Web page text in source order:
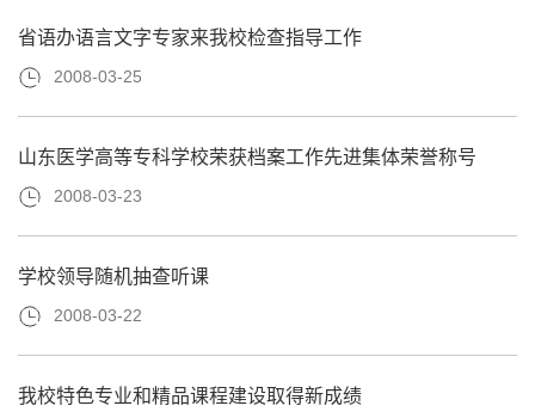
省语办语言文字专家来我校检查指导工作
2008-03-25
山东医学高等专科学校荣获档案工作先进集体荣誉称号
2008-03-23
学校领导随机抽查听课
2008-03-22
我校特色专业和精品课程建设取得新成绩